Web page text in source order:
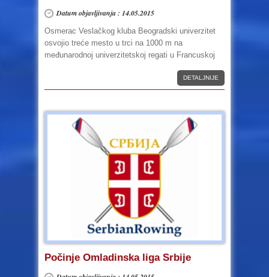
Datum objavljivanja : 14.05.2015
Osmerac Veslačkog kluba Beogradski univerzitet
osvojio treće mesto u trci na 1000 m na
međunarodnoj univerzitetskoj regati u Francuskoj
DETALJNIJE
Počinje Omladinska liga Srbije